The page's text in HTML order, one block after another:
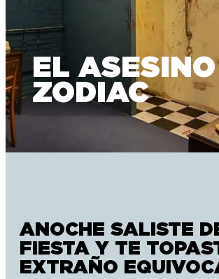
EL ASESINO
ZODIAC
ANOCHE SALISTE
FIESTA Y TE
EXTRAÑO